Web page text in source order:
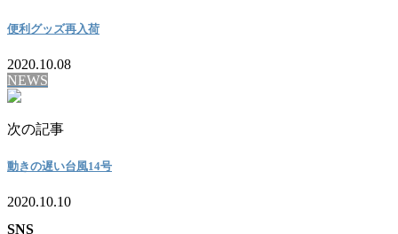
便利グッズ再入荷
2020.10.08
NEWS
次の記事
動きの遅い台風14号
2020.10.10
SNS